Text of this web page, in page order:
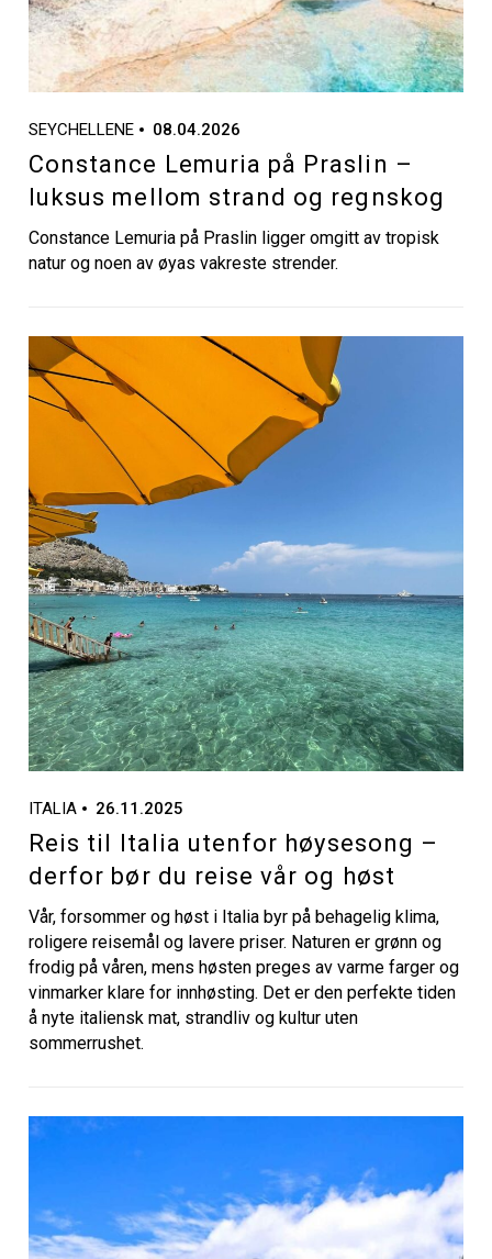
SEYCHELLENE 08.04.2026
Constance Lemuria på Praslin –
luksus mellom strand og regnskog
Constance Lemuria på Praslin ligger omgitt av tropisk
natur og noen av øyas vakreste strender.
ITALIA 26.11.2025
Reis til Italia utenfor høysesong –
derfor bør du reise vår og høst
Vår, forsommer og høst i Italia byr på behagelig klima,
roligere reisemål og lavere priser. Naturen er grønn og
frodig på våren, mens høsten preges av varme farger og
vinmarker klare for innhøsting. Det er den perfekte tiden
å nyte italiensk mat, strandliv og kultur uten
sommerrushet.